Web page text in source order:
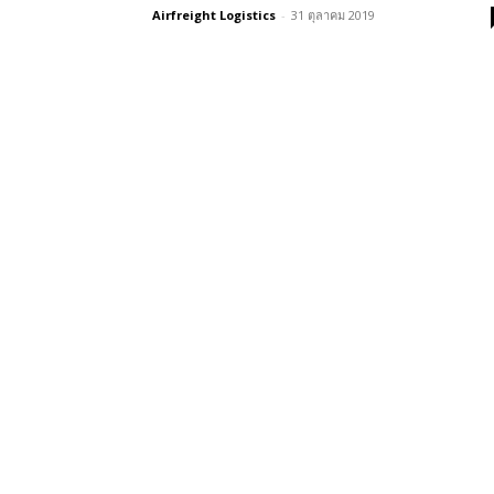
Airfreight Logistics - 31 ตุลาคม 2019